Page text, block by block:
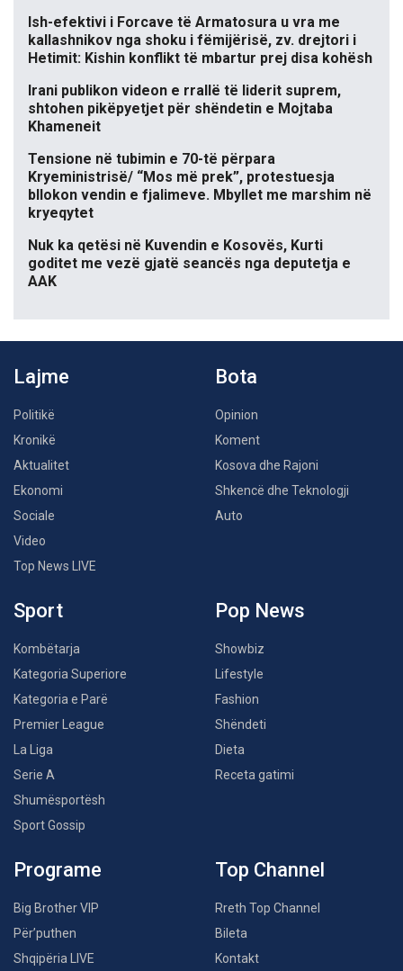
Ish-efektivi i Forcave të Armatosura u vra me
kallashnikov nga shoku i fëmijërisë, zv. drejtori i
Hetimit: Kishin konflikt të mbartur prej disa kohësh
Irani publikon videon e rrallë të liderit suprem,
shtohen pikëpyetjet për shëndetin e Mojtaba
Khameneit
Tensione në tubimin e 70-të përpara
Kryeministrisë/ “Mos më prek”, protestuesja
bllokon vendin e fjalimeve. Mbyllet me marshim në
kryeqytet
Nuk ka qetësi në Kuvendin e Kosovës, Kurti
goditet me vezë gjatë seancës nga deputetja e
AAK
Lajme
Politikë
Kronikë
Aktualitet
Ekonomi
Sociale
Video
Top News LIVE
Bota
Opinion
Koment
Kosova dhe Rajoni
Shkencë dhe Teknologji
Auto
Sport
Kombëtarja
Kategoria Superiore
Kategoria e Parë
Premier League
La Liga
Serie A
Shumësportësh
Sport Gossip
Pop News
Showbiz
Lifestyle
Fashion
Shëndeti
Dieta
Receta gatimi
Programe
Big Brother VIP
Për’puthen
Shqipëria LIVE
Top Channel
Rreth Top Channel
Bileta
Kontakt